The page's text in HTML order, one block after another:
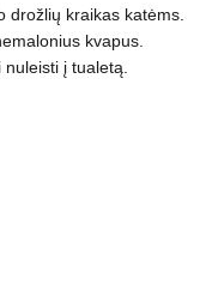
drožlių kraikas katėms.
kvapus.
į tualetą.